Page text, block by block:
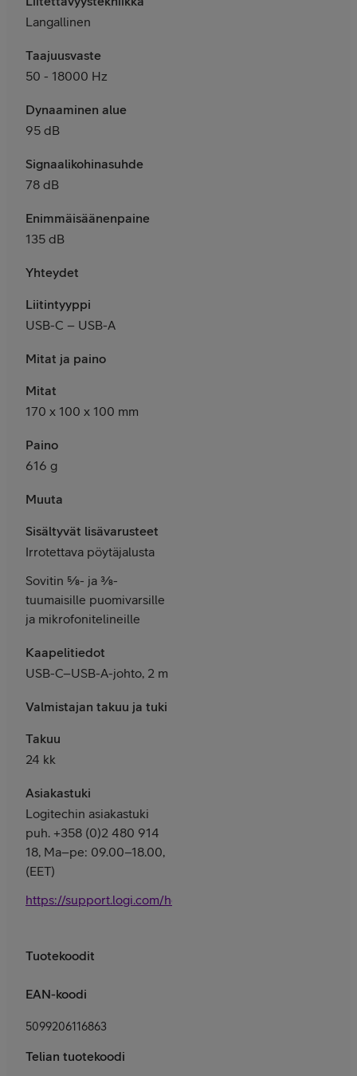
Langallinen
Taajuusvaste
50 - 18000 Hz
Dynaaminen alue
95 dB
Signaalikohinasuhde
78 dB
Enimmäisäänenpaine
135 dB
Yhteydet
Liitintyyppi
USB-C – USB-A
Mitat ja paino
Mitat
170 x 100 x 100 mm
Paino
616 g
Muuta
Sisältyvät lisävarusteet
Irrotettava pöytäjalusta
Sovitin ⅝- ja ⅜-
tuumaisille puomivarsille
ja mikrofonitelineille
Kaapelitiedot
USB-C–USB-A-johto, 2 m
Valmistajan takuu ja tuki
Takuu
24 kk
Asiakastuki
Logitechin asiakastuki
puh. +358 (0)2 480 914
18, Ma–pe: 09.00–18.00,
(EET)
https://support.logi.com/hc/fi/
Tuotekoodit
EAN-koodi
5099206116863
Telian tuotekoodi